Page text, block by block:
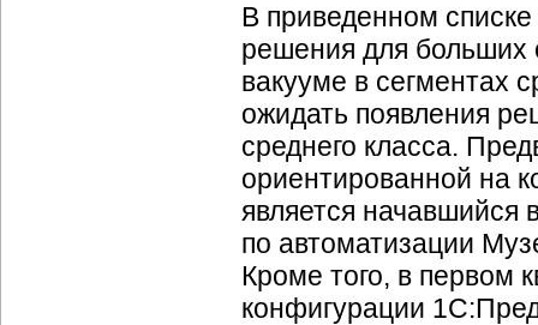
В приведенном
решения для больших
вакууме в сегментах
ожидать появления
среднего класса.
ориентированной на
является начавшийся
по автоматизации
Кроме того, в первом
конфигурации